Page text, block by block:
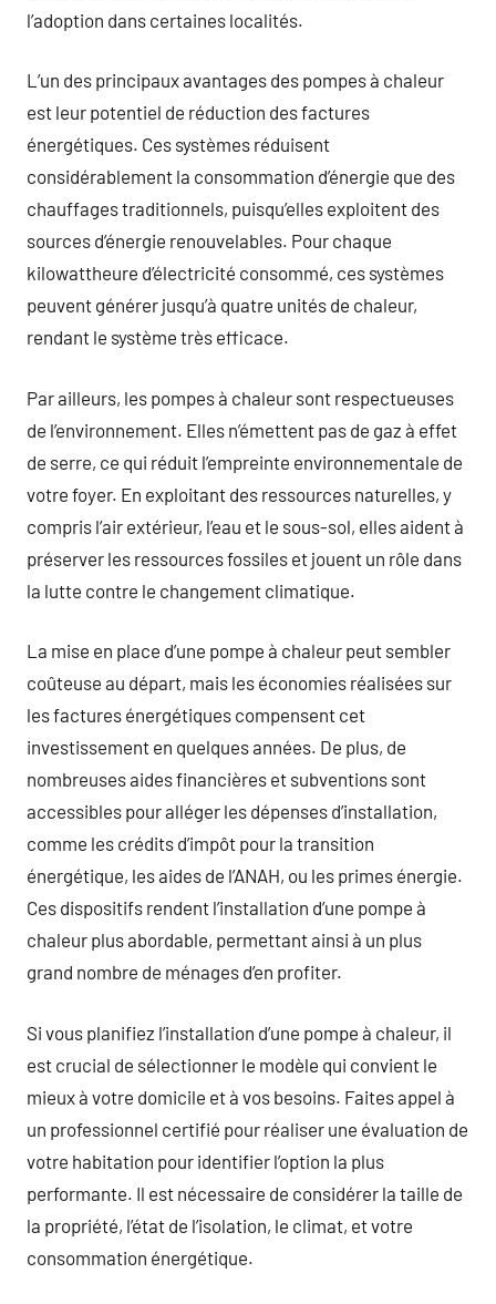
l’adoption dans certaines localités.
L’un des principaux avantages des pompes à chaleur
est leur potentiel de réduction des factures
énergétiques. Ces systèmes réduisent
considérablement la consommation d’énergie que des
chauffages traditionnels, puisqu’elles exploitent des
sources d’énergie renouvelables. Pour chaque
kilowattheure d’électricité consommé, ces systèmes
peuvent générer jusqu’à quatre unités de chaleur,
rendant le système très efficace.
Par ailleurs, les pompes à chaleur sont respectueuses
de l’environnement. Elles n’émettent pas de gaz à effet
de serre, ce qui réduit l’empreinte environnementale de
votre foyer. En exploitant des ressources naturelles, y
compris l’air extérieur, l’eau et le sous-sol, elles aident à
préserver les ressources fossiles et jouent un rôle dans
la lutte contre le changement climatique.
La mise en place d’une pompe à chaleur peut sembler
coûteuse au départ, mais les économies réalisées sur
les factures énergétiques compensent cet
investissement en quelques années. De plus, de
nombreuses aides financières et subventions sont
accessibles pour alléger les dépenses d’installation,
comme les crédits d’impôt pour la transition
énergétique, les aides de l’ANAH, ou les primes énergie.
Ces dispositifs rendent l’installation d’une pompe à
chaleur plus abordable, permettant ainsi à un plus
grand nombre de ménages d’en profiter.
Si vous planifiez l’installation d’une pompe à chaleur, il
est crucial de sélectionner le modèle qui convient le
mieux à votre domicile et à vos besoins. Faites appel à
un professionnel certifié pour réaliser une évaluation de
votre habitation pour identifier l’option la plus
performante. Il est nécessaire de considérer la taille de
la propriété, l’état de l’isolation, le climat, et votre
consommation énergétique.